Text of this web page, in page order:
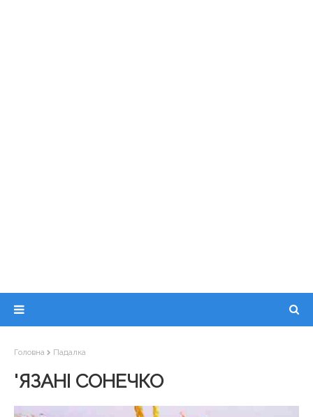
Головна Падалка
'ЯЗАНІ СОНЕЧКО